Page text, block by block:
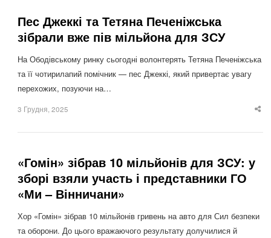
Пес Джеккі та Тетяна Печеніжська
зібрали вже пів мільйона для ЗСУ
На Ободівському ринку сьогодні волонтерять Тетяна Печеніжська
та її чотирилапий помічник — пес Джеккі, який привертає увагу
перехожих, позуючи на…
3 Грудня, 2025
«Гомін» зібрав 10 мільйонів для ЗСУ: у
зборі взяли участь і представники ГО
«Ми – Вінничани»
Хор «Гомін» зібрав 10 мільйонів гривень на авто для Сил безпеки
та оборони. До цього вражаючого результату долучилися й